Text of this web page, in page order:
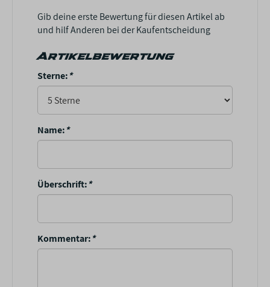
Gib deine erste Bewertung für diesen Artikel ab
und hilf Anderen bei der Kaufentscheidung
Artikelbewertung
Sterne:*
Name:*
Überschrift:*
Kommentar:*